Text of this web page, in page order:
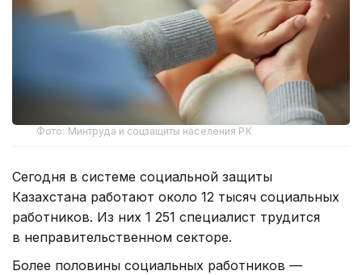
Фото: Минтруда и соцзащиты населения РК
Сегодня в системе социальной защиты
Казахстана работают около 12 тысяч социальных
работников. Из них 1 251 специалист трудится
в неправительственном секторе.
Более половины социальных работников —